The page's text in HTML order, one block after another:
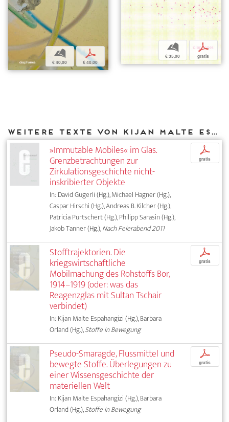
b
€ 40,00
p
€ 40,00
b
€ 35,00
p
gratis
Weitere Texte von Kijan Malte Espahangizi bei DIAPHANES
»Immutable Mobiles« im Glas.
Grenzbetrachtungen zur
Zirkulationsgeschichte nicht-
inskribierter Objekte
In: David Gugerli (Hg.), Michael Hagner (Hg.),
Caspar Hirschi (Hg.), Andreas B. Kilcher (Hg.),
Patricia Purtschert (Hg.), Philipp Sarasin (Hg.),
Jakob Tanner (Hg.),Nach Feierabend 2011
p
gratis
Stofftrajektorien. Die
kriegswirtschaftliche
Mobilmachung des Rohstoffs Bor,
1914–1919 (oder: was das
Reagenzglas mit Sultan Tschair
verbindet)
In: Kijan Malte Espahangizi (Hg.), Barbara
Orland (Hg.),Stoffe in Bewegung
p
gratis
Pseudo-Smaragde, Flussmittel und
bewegte Stoffe. Überlegungen zu
einer Wissensgeschichte der
materiellen Welt
In: Kijan Malte Espahangizi (Hg.), Barbara
Orland (Hg.),Stoffe in Bewegung
p
gratis